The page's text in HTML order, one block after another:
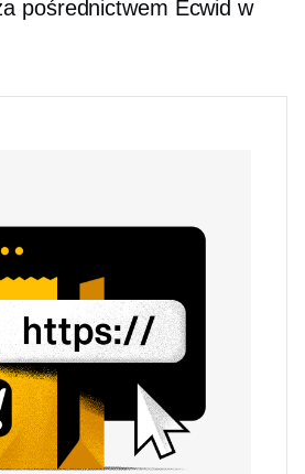
pośrednictwem Ecwid w